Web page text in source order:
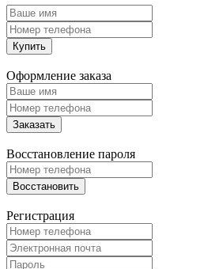
Купить
Оформление заказа
Заказать
Восстановление пароля
Восстановить
Регистрация